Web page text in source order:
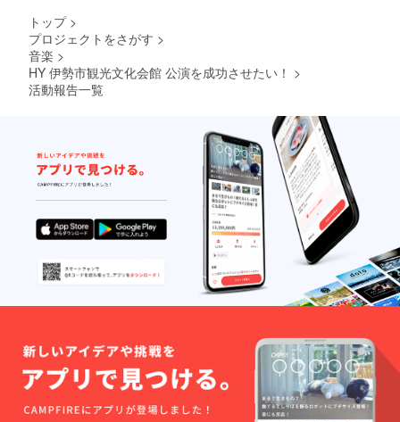
トップ >
プロジェクトをさがす >
音楽 >
HY 伊勢市観光文化会館 公演を成功させたい！ >
活動報告一覧